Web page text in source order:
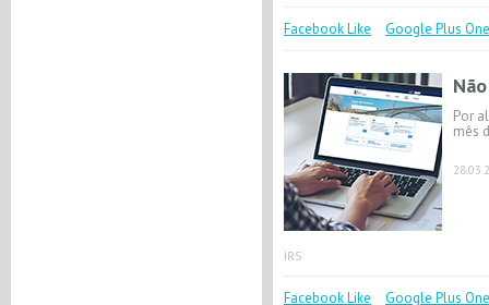
Facebook Like Google Plus One
Por
mês
IRS
Facebook Like Google Plus One